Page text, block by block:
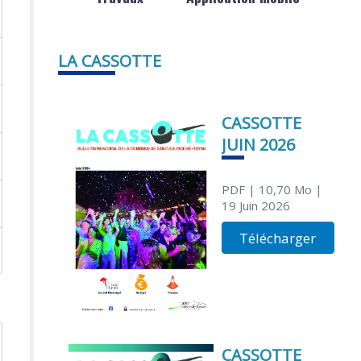
LA CASSOTTE
CASSOTTE
JUIN 2026
PDF| 10,70 Mo |
19 Juin 2026
Télécharger
CASSOTTE